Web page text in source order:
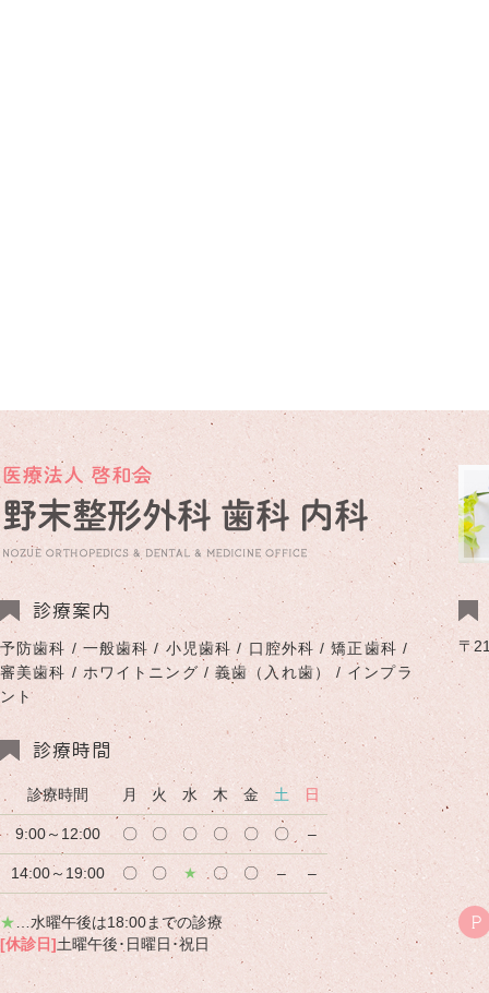
診療案内
予防歯科 / 一般歯科 / 小児歯科 / 口腔外科 / 矯正歯科 /
審美歯科 / ホワイトニング / 義歯（入れ歯） / インプラ
ント
診療時間
診療時間 月 火 水 木 金 土 日
9:00～12:00 〇 〇 〇 〇 〇 〇 –
14:00～19:00 〇 〇 ★ 〇 〇 – –
★ …水曜午後は18:00までの診療
[休診日]土曜午後･日曜日･祝日
〒
P